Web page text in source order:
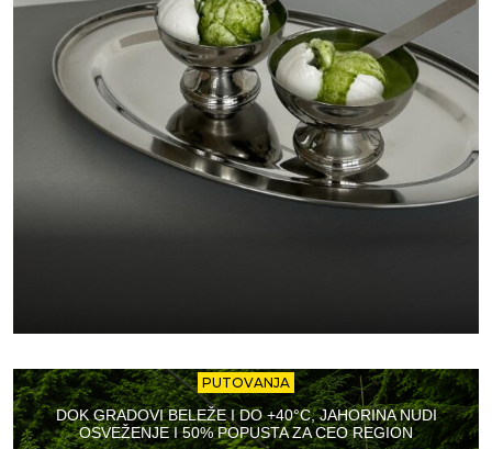
PUTOVANJA
DOK GRADOVI BELEŽE I DO +40°C, JAHORINA NUDI
OSVEŽENJE I 50% POPUSTA ZA CEO REGION